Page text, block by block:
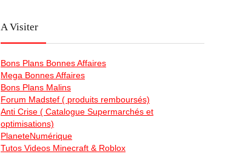
A Visiter
Bons Plans Bonnes Affaires
Mega Bonnes Affaires
Bons Plans Malins
Forum Madstef ( produits remboursés)
Anti Crise ( Catalogue Supermarchés et
optimisations)
PlaneteNumérique
Tutos Videos Minecraft & Roblox